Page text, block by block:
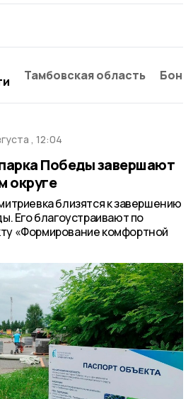
Тамбовская область
, 12:04
Победы завершают
округе
близятся к завершению
Его благоустраивают по
«Формирование комфортной